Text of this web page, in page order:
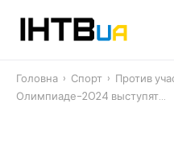
Головна › Спорт › Против
Олимпиаде-2024 выступят…